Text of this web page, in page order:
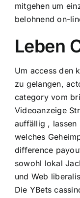
mitgehen um
belohnend on-
Leben
Um access den
zu gelangen,
category vom
Videoanzeige
auffällig , lassen
welches
difference
sowohl lokal
und Web
Die YBets